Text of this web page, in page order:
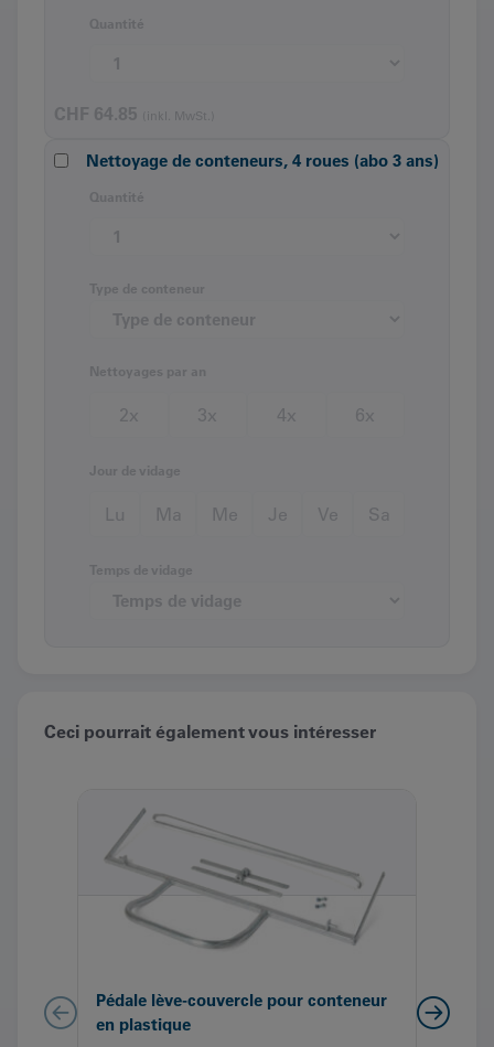
Quantité
CHF 64.85 (inkl. MwSt.)
Nettoyage de conteneurs, 4 roues (abo 3 ans)
Quantité
Type de conteneur
Nettoyages par an
2x 3x 4x 6x
Jour de vidage
Lu Ma Me Je Ve Sa
Temps de vidage
Ceci pourrait également vous intéresser
Pédale lève-couvercle pour conteneur
en plastique